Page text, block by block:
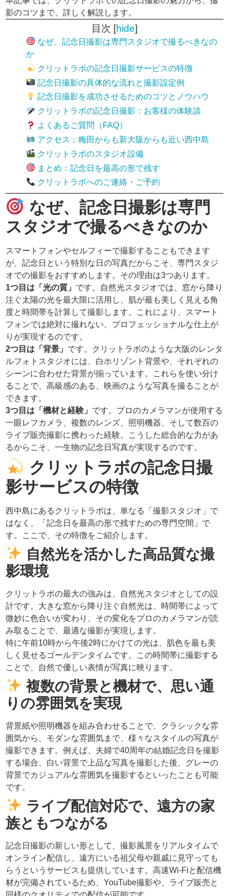
影のコツまで、詳しく解説します。
目次 [hide]
なぜ、記念日撮影は専門スタジオで撮るべきなの
か
クリットラボの記念日撮影サービスの特徴
記念日撮影の具体的な流れと撮影設定例
記念日撮影を成功させるためのコツとノウハウ
クリットラボの記念日撮影：お客様の体験談
よくあるご質問（FAQ）
アクセス：梅田からも新大阪からも近い西中島
クリットラボのスタジオ設備
まとめ：記念日を最高の形で残す
クリットラボへのご連絡・ご予約
なぜ、記念日撮影は専門
スタジオで撮るべきなのか
スマートフォンやセルフィーで撮影することもできます
が、記念日という特別な日の写真だからこそ、専門スタジ
オでの撮影をおすすめします。その理由は3つあります。
1つ目は「光の質」 です。自然光スタジオでは、窓から降り
注ぐ太陽の光を最大限に活用し、肌が最も美しく見える角
度と時間帯を計算して撮影します。これにより、スマート
フォンでは絶対に撮れない、プロフェッショナルな仕上が
りが実現するのです。
2つ目は「背景」 です。クリットラボのような大阪のレンタ
ルフォトスタジオには、白ホリゾント背景や、それぞれの
シーンに合わせた背景が揃っています。これらを使い分け
ることで、高級感のある、映画のような写真を撮ることが
できます。
3つ目は「機材と経験」 です。プロのカメラマンが使用する
一眼レフカメラ、複数のレンズ、照明機器、そして数百の
ライブ販売撮影に携わった経験。こうした総合的な力があ
るからこそ、一生物の記念日写真が実現するのです。
クリットラボの記念日撮
影サービスの特徴
西中島にあるクリットラボは、単なる「撮影スタジオ」で
はなく、「記念日を最高の形で残すための専門空間」で
す。ここで、その特徴をご紹介します。
自然光を活かした高品質な撮
影環境
クリットラボの最大の強みは、自然光スタジオとしての設
計です。大きな窓から降り注ぐ自然光は、時間帯によって
微妙に色合いが変わり、その変化をプロのカメラマンが読
み取ることで、最適な撮影が実現します。
特に午前10時から午後2時にかけての光は、肌色を最も美
しく見せるゴールデンタイムです。この時間帯に撮影する
ことで、自然で優しい表情が写真に映ります。
複数の背景と機材で、思い通
りの雰囲気を実現
背景紙や照明機器を組み合わせることで、クラシックな雰
囲気から、モダンな雰囲気まで、様々なスタイルの写真が
撮影できます。例えば、夫婦で40周年の結婚記念日を撮影
する場合、白い背景で上品な写真を撮影した後、グレーの
背景でカジュアルな雰囲気を撮影するといったことも可能
です。
ライブ配信対応で、遠方の家
族ともつながる
記念日撮影の新しい形として、撮影風景をリアルタイムで
オンライン配信し、遠方にいる祖父母や親戚に見守っても
らうというサービスも提供しています。高速Wi-Fiと配信機
材が完備されているため、YouTube撮影や、ライブ販売と